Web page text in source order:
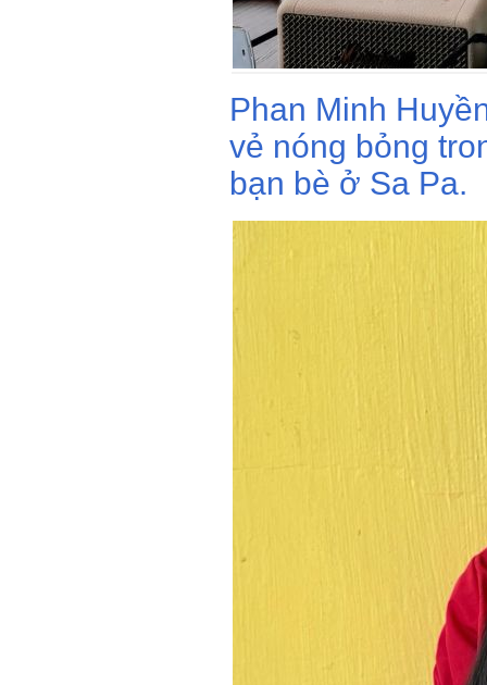
Phan Minh
vẻ nóng bỏng
bạn bè ở Sa Pa.